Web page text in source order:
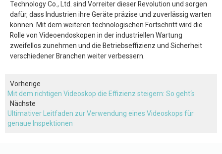
Technology Co., Ltd. sind Vorreiter dieser Revolution und sorgen
dafür, dass Industrien ihre Geräte präzise und zuverlässig warten
können. Mit dem weiteren technologischen Fortschritt wird die
Rolle von Videoendoskopen in der industriellen Wartung
zweifellos zunehmen und die Betriebseffizienz und Sicherheit
verschiedener Branchen weiter verbessern.
Vorherige
Mit dem richtigen Videoskop die Effizienz steigern: So geht‘s
Nächste
Ultimativer Leitfaden zur Verwendung eines Videoskops für
genaue Inspektionen